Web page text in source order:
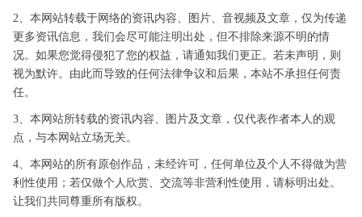
2、本网站转载于网络的资讯内容、图片、音视频及文章，仅为传递
更多资讯信息，我们会尽可能注明出处，但不排除来源不明的情
况。如果您觉得侵犯了您的权益，请通知我们更正。若未声明，则
视为默许。由此而导致的任何法律争议和后果，本站不承担任何责
任。
3、本网站所转载的资讯内容、图片及文章，仅代表作者本人的观
点，与本网站立场无关。
4、本网站的所有原创作品，未经许可，任何单位及个人不得做为营
利性使用；若仅做个人欣赏、交流等非营利性使用，请标明出处。
让我们共同尊重所有版权。